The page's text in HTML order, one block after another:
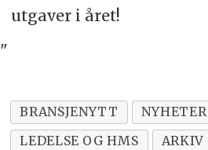
utgaver i året!
"
BRANSJENYTT NYHETER
LEDELSE OG HMS
ARKIV